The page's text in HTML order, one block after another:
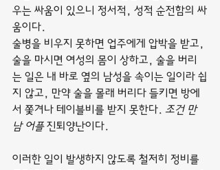
우는 싸움이 있으니 정서적, 성적 순전함의 싸
움이다.
술병을 비우지 못하면 업주에게 압박을 받고,
술을 마시면 여성의 몸이 상하고, 술을 버리
는 일은 내 바로 옆의 남성을 속이는 일이라 쉽
지 않고, 만약 술을 몰래 버리다 들키면 방에
서 쫓겨나 테이블비를 받지 못한다. 조건 만
남 어플 진퇴양난이다.
이러한 일이 발생하지 않도록 철저히 정비를